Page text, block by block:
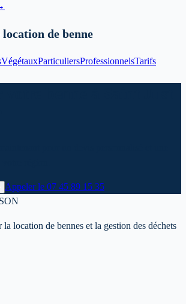
location de benne
VégétauxParticuliersProfessionnelsTarifs
Appeler le 07 45 89 15 35
location de bennes et la gestion des déchets